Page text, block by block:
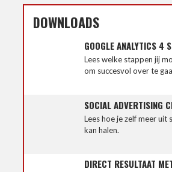
DOWNLOADS
GOOGLE ANALYTICS 4
Lees welke stappen jij
om succesvol over te
SOCIAL ADVERTISING
Lees hoe je zelf meer uit
kan halen.
DIRECT RESULTAAT